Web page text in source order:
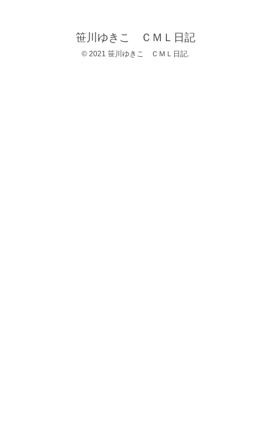
笹川ゆきこ ＣＭＬ日記
© 2021 笹川ゆきこ ＣＭＬ日記.